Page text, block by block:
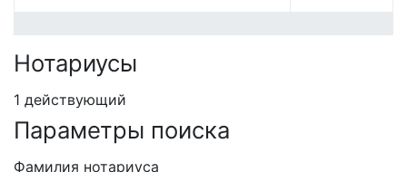
Нотариусы
1 действующий
Параметры поиска
Фамилия нотариуса